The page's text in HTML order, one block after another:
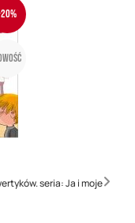
seria: Ja i moje